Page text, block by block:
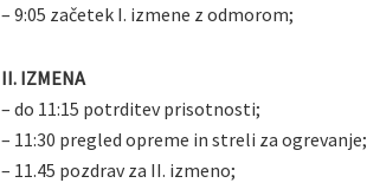
– 9:05 začetek I. izmene z odmorom;
II. IZMENA
– do 11:15 potrditev prisotnosti;
– 11:30 pregled opreme in streli za ogrevanje;
– 11.45 pozdrav za II. izmeno;